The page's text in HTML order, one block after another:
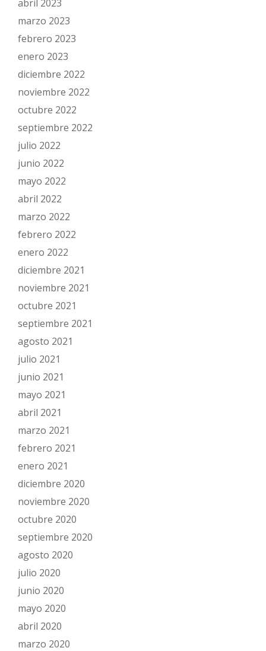
abril 2023
marzo 2023
febrero 2023
enero 2023
diciembre 2022
noviembre 2022
octubre 2022
septiembre 2022
julio 2022
junio 2022
mayo 2022
abril 2022
marzo 2022
febrero 2022
enero 2022
diciembre 2021
noviembre 2021
octubre 2021
septiembre 2021
agosto 2021
julio 2021
junio 2021
mayo 2021
abril 2021
marzo 2021
febrero 2021
enero 2021
diciembre 2020
noviembre 2020
octubre 2020
septiembre 2020
agosto 2020
julio 2020
junio 2020
mayo 2020
abril 2020
marzo 2020